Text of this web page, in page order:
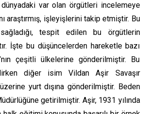
var olan örgütleri incelemeye
araştırmış, işleyişlerini takip etmiştir. Bu
tespit edilen bu örgütlerin
İşte bu düşüncelerden hareketle bazı
çeşitli ülkelerine gönderilmiştir. Bu
diğer isim Vildan Aşir Savaşır
yurt dışına gönderilmiştir. Beden
getirilmiştir. Aşir, 1931 yılında